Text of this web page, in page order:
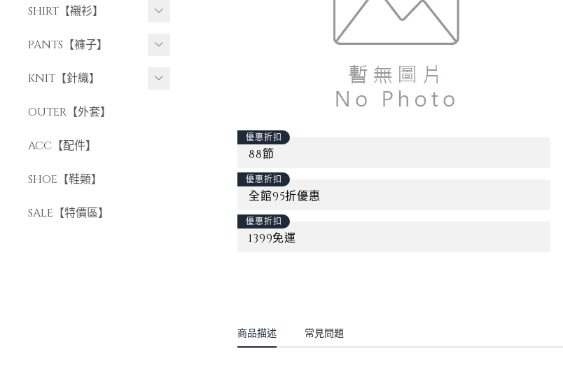
短袖上衣
長袖上衣
SHIRT【襯衫】
短袖襯衫
長袖襯衫
PANTS【褲子】
長褲
短褲
KNIT【針織】
短袖針織
長袖針織
OUTER【外套】
ACC【配件】
SHOE【鞋類】
SALE【特價區】
優惠折扣
88節
優惠折扣
全館95折優惠
優惠折扣
1399免運
商品描述 常見問題